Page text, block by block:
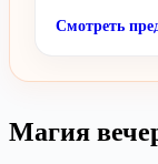
Смотреть
Магия